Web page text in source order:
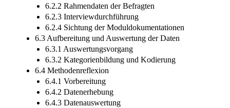
6.2.2 Rahmendaten der Befragten
6.2.3 Interviewdurchführung
6.2.4 Sichtung der Moduldokumentationen
6.3 Aufbereitung und Auswertung der Daten
6.3.1 Auswertungsvorgang
6.3.2 Kategorienbildung und Kodierung
6.4 Methodenreflexion
6.4.1 Vorbereitung
6.4.2 Datenerhebung
6.4.3 Datenauswertung